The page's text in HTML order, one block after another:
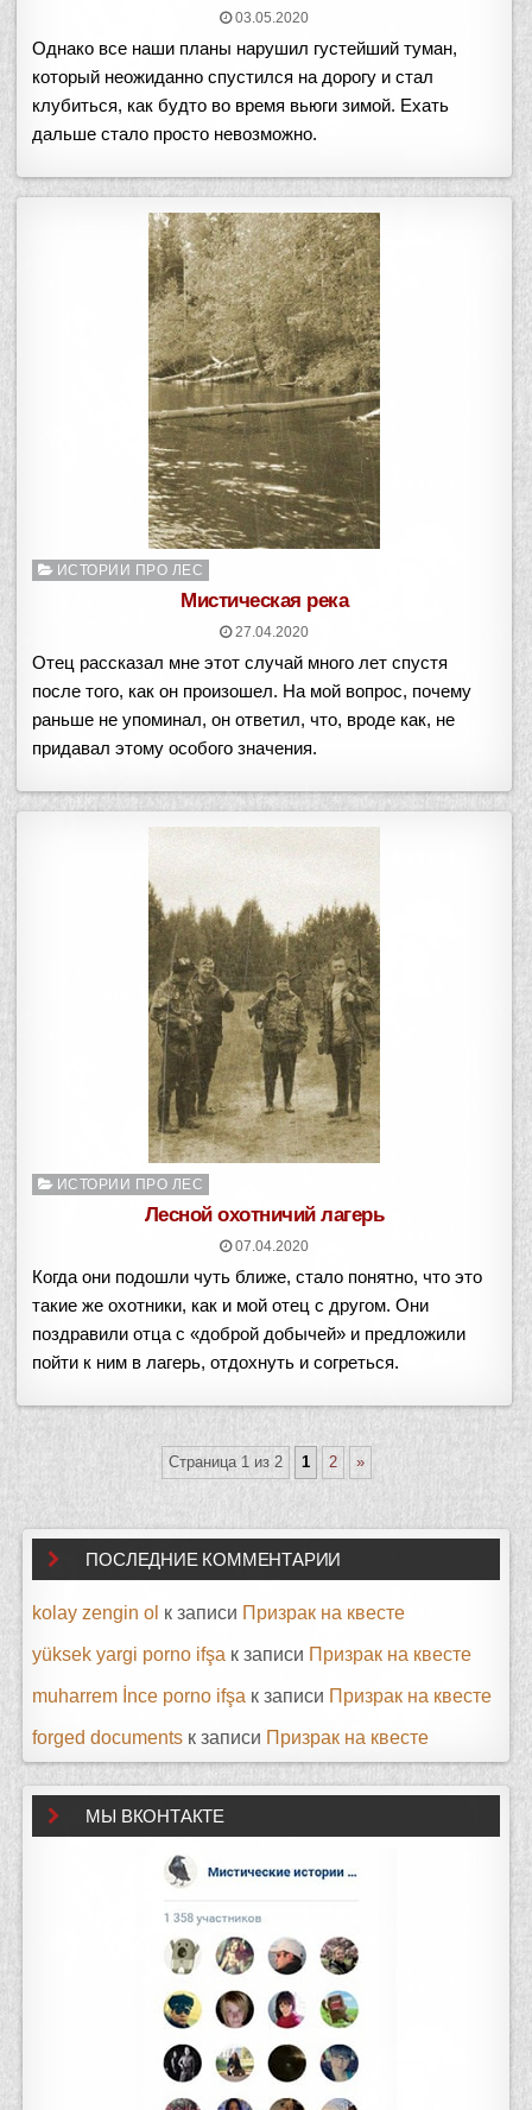
03.05.2020
Однако все наши планы нарушил густейший туман,
который неожиданно спустился на дорогу и стал
клубиться, как будто во время вьюги зимой. Ехать
дальше стало просто невозможно.
Опубликовано
ИСТОРИИ ПРО ЛЕС
Мистическая река
27.04.2020
Отец рассказал мне этот случай много лет спустя
после того, как он произошел. На мой вопрос, почему
раньше не упоминал, он ответил, что, вроде как, не
придавал этому особого значения.
Опубликовано
ИСТОРИИ ПРО ЛЕС
Лесной охотничий лагерь
07.04.2020
Когда они подошли чуть ближе, стало понятно, что это
такие же охотники, как и мой отец с другом. Они
поздравили отца с «доброй добычей» и предложили
пойти к ним в лагерь, отдохнуть и согреться.
Страница 1 из 2 1 2 »
ПОСЛЕДНИЕ КОММЕНТАРИИ
kolay zengin ol к записи Призрак на квесте
yüksek yargi porno ifşa к записи Призрак на квесте
muharrem İnce porno ifşa к записи Призрак на квесте
forged documents к записи Призрак на квесте
МЫ ВКОНТАКТЕ